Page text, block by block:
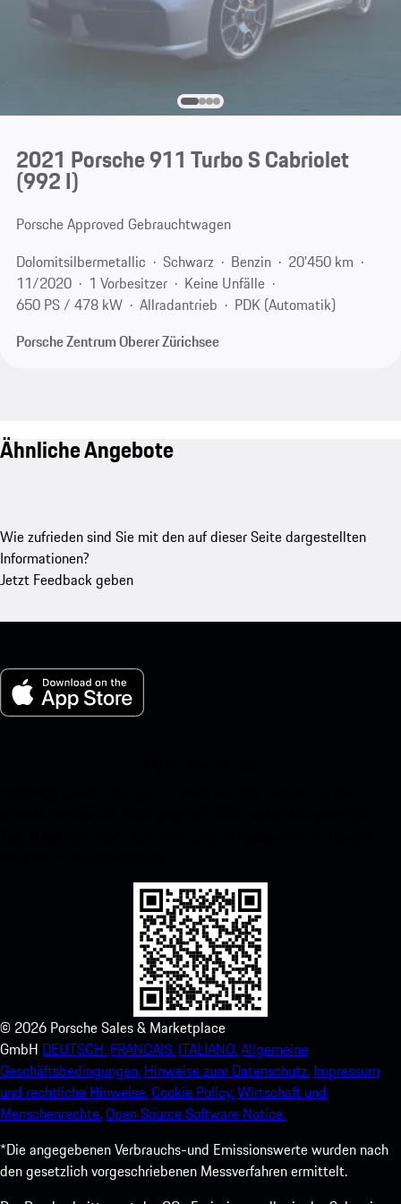
2021 Porsche 911 Turbo S Cabriolet
(992 I)
Porsche Approved Gebrauchtwagen
Dolomitsilbermetallic
Schwarz Benzin
20'450 km
11/2020
1 Vorbesitzer
Keine Unfälle
650 PS / 478 kW
Allradantrieb
PDK (Automatik)
Porsche Zentrum Oberer Zürichsee
Ähnliche Angebote
Wie zufrieden sind Sie mit den auf dieser Seite dargestellten
Informationen?
Jetzt Feedback geben
© 2026 Porsche Sales & Marketplace
GmbH DEUTSCH. FRANCAIS. ITALIANO.Allgemeine
Geschäftsbedingungen. Hinweise zum Datenschutz. Impressum
und rechtliche Hinweise.Cookie Policy.Wirtschaft und
Menschenrechte.Open Source Software Notice.
*Die angegebenen Verbrauchs-und Emissionswerte wurden nach
den gesetzlich vorgeschriebenen Messverfahren ermittelt.